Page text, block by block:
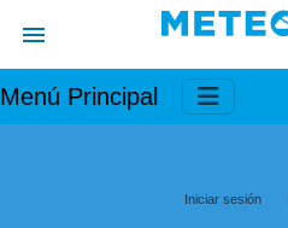
Menú Principal
Iniciar sesión